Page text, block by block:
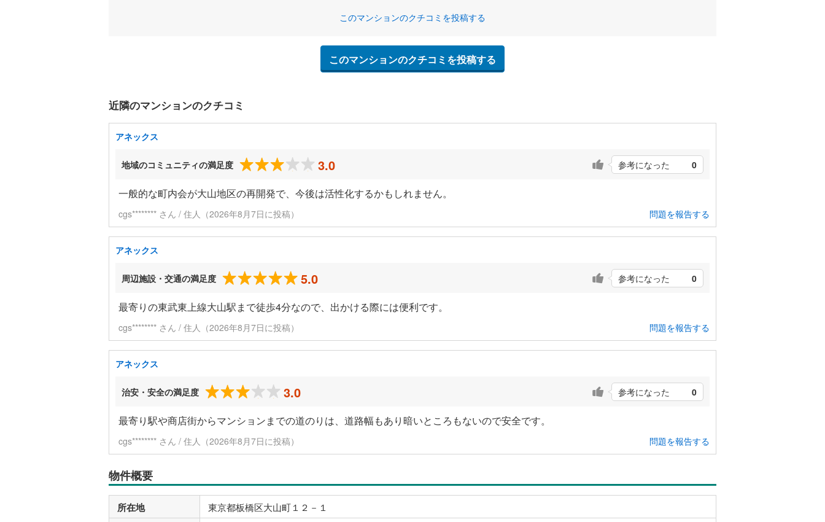
このマンションのクチコミを投稿する
このマンションのクチコミを投稿する
近隣のマンションのクチコミ
アネックス
地域のコミュニティの満足度 3.0 参考になった 0
一般的な町内会が大山地区の再開発で、今後は活性化するかもしれません。
cgs******** さん / 住人（2026年8月7日に投稿） 問題を報告する
アネックス
周辺施設・交通の満足度 5.0 参考になった 0
最寄りの東武東上線大山駅まで徒歩4分なので、出かける際には便利です。
cgs******** さん / 住人（2026年8月7日に投稿） 問題を報告する
アネックス
治安・安全の満足度 3.0 参考になった 0
最寄り駅や商店街からマンションまでの道のりは、道路幅もあり暗いところもないので安全です。
cgs******** さん / 住人（2026年8月7日に投稿） 問題を報告する
物件概要
所在地 東京都板橋区大山町１２－１